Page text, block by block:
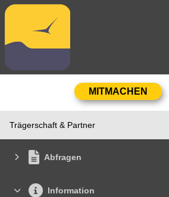
Trägerschaft & Partner
Abfragen
Information